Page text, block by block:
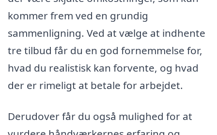
kommer frem ved en grundig
sammenligning. Ved at vælge at indhente
tre tilbud får du en god fornemmelse for,
hvad du realistisk kan forvente, og hvad
der er rimeligt at betale for arbejdet.
Derudover får du også mulighed for at